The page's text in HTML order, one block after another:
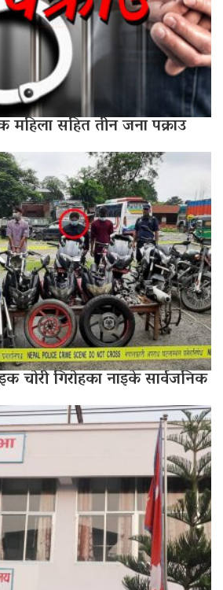
महिला सहित तीन जना पक्राउ
चोरी गिरोहका नाइके सार्वजनिक